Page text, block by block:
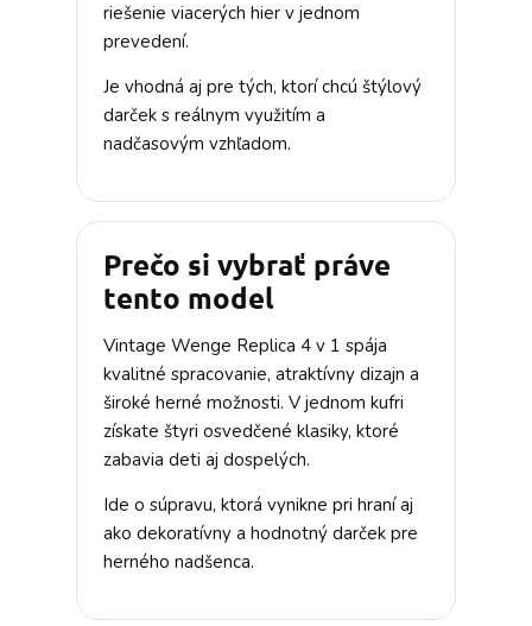
riešenie viacerých hier v jednom
prevedení.
Je vhodná aj pre tých, ktorí chcú štýlový
darček s reálnym využitím a
nadčasovým vzhľadom.
Prečo si vybrať práve
tento model
Vintage Wenge Replica 4 v 1 spája
kvalitné spracovanie, atraktívny dizajn a
široké herné možnosti. V jednom kufri
získate štyri osvedčené klasiky, ktoré
zabavia deti aj dospelých.
Ide o súpravu, ktorá vynikne pri hraní aj
ako dekoratívny a hodnotný darček pre
herného nadšenca.